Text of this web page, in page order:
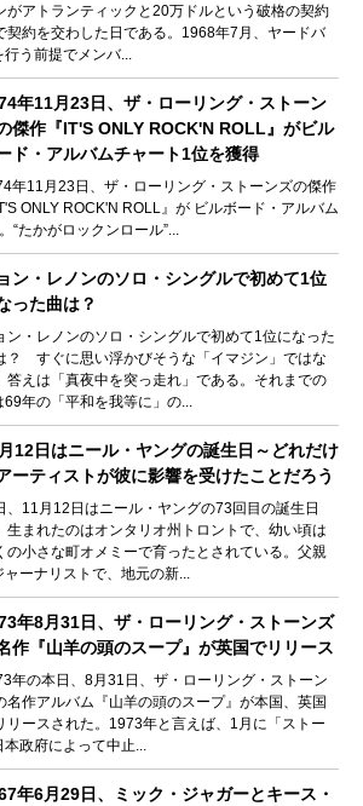
がアトランティックと20万ドルという破格の契約
契約を交わした日である。1968年7月、ヤードバ
う前提でメンバ...
年11月23日、ザ・ローリング・ストーン
傑作『IT'S ONLY ROCK'N ROLL』がビル
ド・アルバムチャート1位を獲得
年11月23日、ザ・ローリング・ストーンズの傑作
ONLY ROCK'N ROLL』が ビルボード・アルバム
“たかがロックンロール”...
ン・レノンのソロ・シングルで初めて1位
った曲は？
ン・レノンのソロ・シングルで初めて1位になった
？ すぐに思い浮かびそうな「イマジン」ではな
答えは「真夜中を突っ走れ」である。それまでの
年の「平和を我等に」の...
12日はニール・ヤングの誕生日～どれだけ
ーティストが彼に影響を受けたことだろう
、11月12日はニール・ヤングの73回目の誕生日
生まれたのはオンタリオ州トロントで、幼い頃は
の小さな町オメミーで育ったとされている。父親
ーナリストで、地元の新...
年8月31日、ザ・ローリング・ストーンズ
作『山羊の頭のスープ』が英国でリリース
年の本日、8月31日、ザ・ローリング・ストーン
名作アルバム『山羊の頭のスープ』が本国、英国
リースされた。1973年と言えば、1月に「ストー
政府によって中止...
年6月29日、ミック・ジャガーとキース・